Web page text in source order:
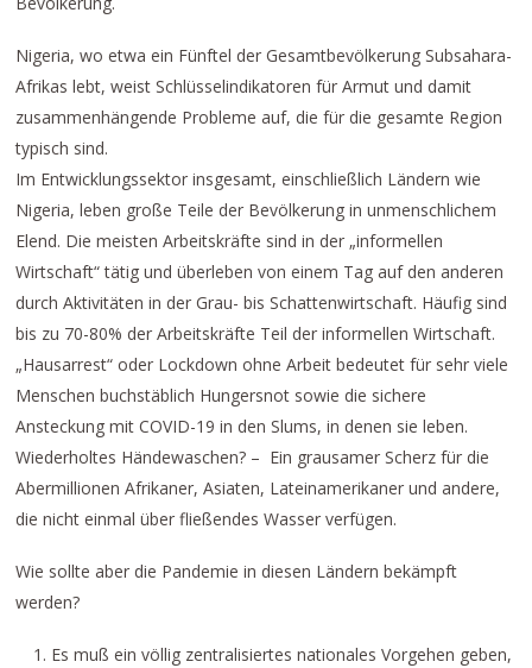
Nigeria, wo etwa ein Fünftel der Gesamtbevölkerung Subsahara-
Afrikas lebt, weist Schlüsselindikatoren für Armut und damit
zusammenhängende Probleme auf, die für die gesamte Region
typisch sind.
Im Entwicklungssektor insgesamt, einschließlich Ländern wie
Nigeria, leben große Teile der Bevölkerung in unmenschlichem
Elend. Die meisten Arbeitskräfte sind in der „informellen
Wirtschaft“ tätig und überleben von einem Tag auf den anderen
durch Aktivitäten in der Grau- bis Schattenwirtschaft. Häufig sind
bis zu 70-80% der Arbeitskräfte Teil der informellen Wirtschaft.
„Hausarrest“ oder Lockdown ohne Arbeit bedeutet für sehr viele
Menschen buchstäblich Hungersnot sowie die sichere
Ansteckung mit COVID-19 in den Slums, in denen sie leben.
Wiederholtes Händewaschen? – Ein grausamer Scherz für die
Abermillionen Afrikaner, Asiaten, Lateinamerikaner und andere,
die nicht einmal über fließendes Wasser verfügen.
Wie sollte aber die Pandemie in diesen Ländern bekämpft
werden?
Es muß ein völlig zentralisiertes nationales Vorgehen geben,